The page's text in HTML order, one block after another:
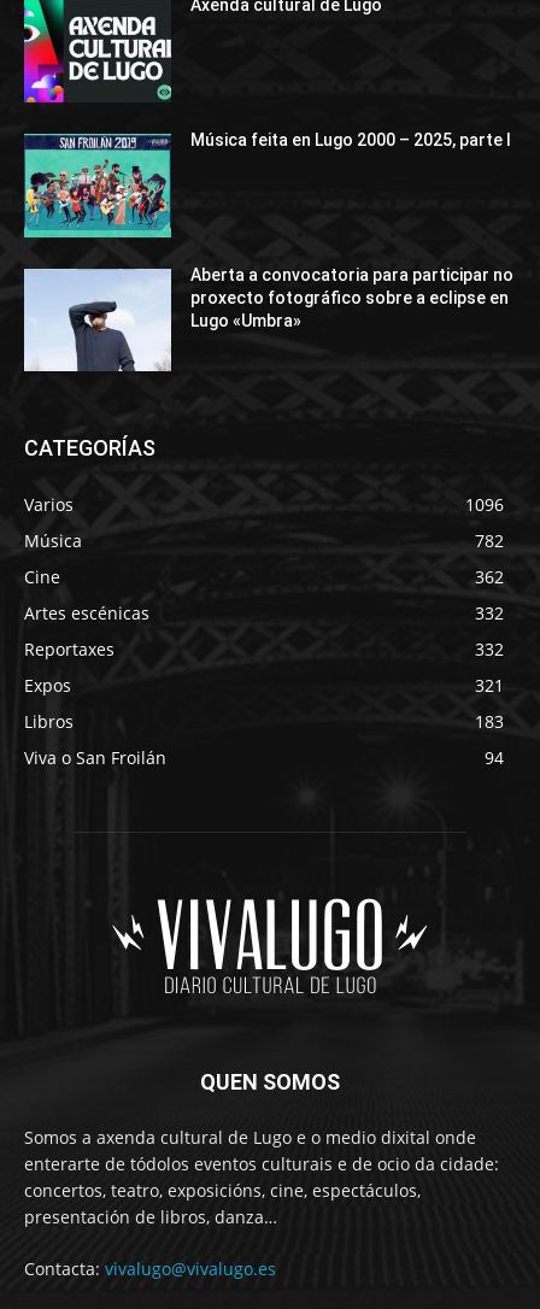
Axenda cultural de Lugo
Música feita en Lugo 2000 – 2025, parte I
Aberta a convocatoria para participar no
proxecto fotográfico sobre a eclipse en
Lugo «Umbra»
CATEGORÍAS
Varios
1096
Música
782
Cine
362
Artes escénicas
332
Reportaxes
332
Expos
321
Libros
183
Viva o San Froilán
94
QUEN SOMOS
Somos a axenda cultural de Lugo e o medio dixital onde
enterarte de tódolos eventos culturais e de ocio da cidade:
concertos, teatro, exposicións, cine, espectáculos,
presentación de libros, danza…
Contacta: vivalugo@vivalugo.es